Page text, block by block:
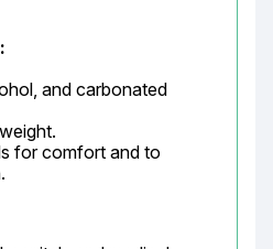
and carbonated
for comfort and to